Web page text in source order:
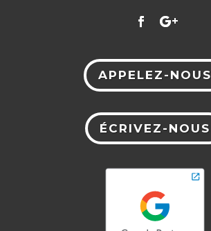
APPELEZ-NOUS
ÉCRIVEZ-NOUS